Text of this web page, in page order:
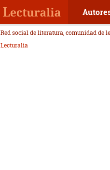
Red social de literatura, comunidad de
Lecturalia